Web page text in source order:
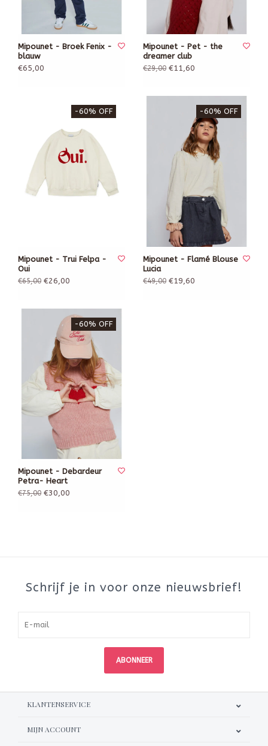
Mipounet - Broek Fenix -
blauw
€65,00
Mipounet - Pet - the
dreamer club
€29,00 €11,60
-60% OFF
Mipounet - Trui Felpa -
Oui
€65,00 €26,00
-60% OFF
Mipounet - Flamé Blouse
Lucia
€49,00 €19,60
-60% OFF
Mipounet - Debardeur
Petra- Heart
€75,00 €30,00
Schrijf je in voor onze nieuwsbrief!
ABONNEER
KLANTENSERVICE
MIJN ACCOUNT